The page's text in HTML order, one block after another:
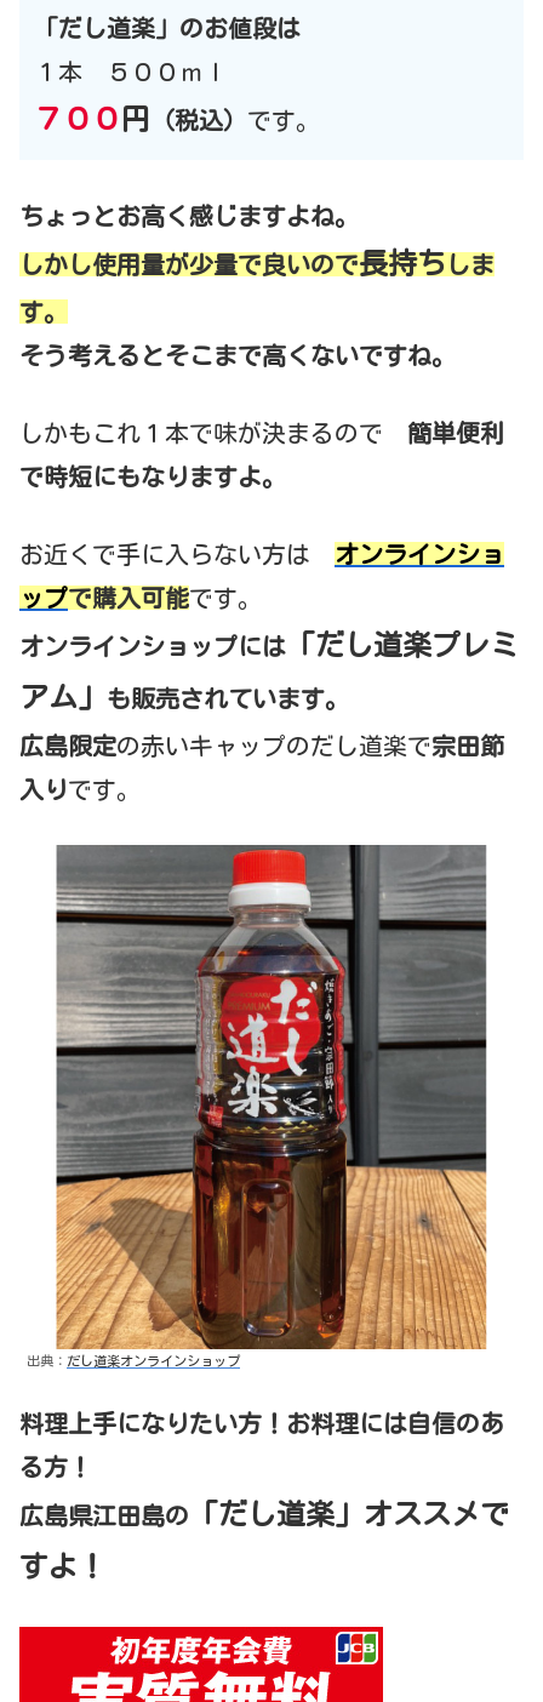
「だし道楽」のお値段は
１本 ５００ｍｌ
７００ 円 （税込） です。
ちょっとお高く感じますよね。
しかし使用量が少量で良いので長持ち しま
す。
そう考えるとそこまで高くないですね。
しかもこれ１本で味が決まるので 簡単便利
で時短にもなりますよ。
お近くで手に入らない方は オンラインショ
ップで購入可能です。
オンラインショップには 「だし道楽プレミ
アム」
も販売されています。
広島限定の赤いキャップのだし道楽で宗田節
入りです。
出典： だし道楽オンラインショップ
料理上手になりたい方！お料理には自信のあ
る方！
広島県江田島の
「だし道楽」オススメで
すよ！